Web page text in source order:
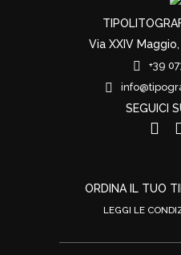
Via XXIV
+39
SEGUICI
ORDINA IL TUO
LEGGI LE